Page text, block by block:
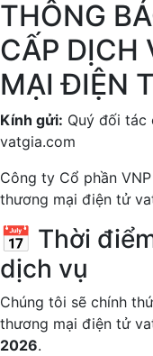
⚠️ Thông báo quan
THÔNG
CẤP DỊCH
MẠI ĐIỆN
vatgia.com
Công ty Cổ phần
thương mại điện tử
📅 Thời
dịch vụ
Chúng tôi sẽ chính